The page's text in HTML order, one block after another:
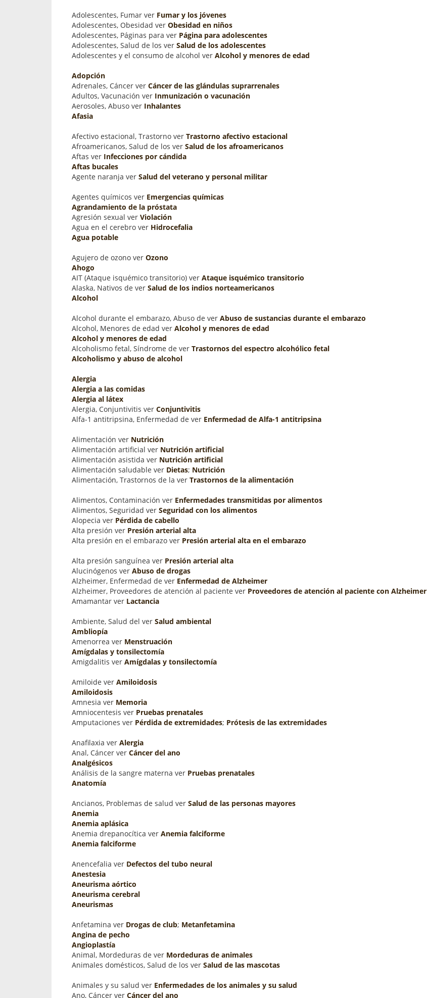
Adolescentes, Fumar ver Fumar y los jóvenes
Adolescentes, Obesidad ver Obesidad en niños
Adolescentes, Páginas para ver Página para adolescentes
Adolescentes, Salud de los ver Salud de los adolescentes
Adolescentes y el consumo de alcohol ver Alcohol y menores de edad
Adopción
Adrenales, Cáncer ver Cáncer de las glándulas suprarrenales
Adultos, Vacunación ver Inmunización o vacunación
Aerosoles, Abuso ver Inhalantes
Afasia
Afectivo estacional, Trastorno ver Trastorno afectivo estacional
Afroamericanos, Salud de los ver Salud de los afroamericanos
Aftas ver Infecciones por cándida
Aftas bucales
Agente naranja ver Salud del veterano y personal militar
Agentes químicos ver Emergencias químicas
Agrandamiento de la próstata
Agresión sexual ver Violación
Agua en el cerebro ver Hidrocefalia
Agua potable
Agujero de ozono ver Ozono
Ahogo
AIT (Ataque isquémico transitorio) ver Ataque isquémico transitorio
Alaska, Nativos de ver Salud de los indios norteamericanos
Alcohol
Alcohol durante el embarazo, Abuso de ver Abuso de sustancias durante el embarazo
Alcohol, Menores de edad ver Alcohol y menores de edad
Alcohol y menores de edad
Alcoholismo fetal, Síndrome de ver Trastornos del espectro alcohólico fetal
Alcoholismo y abuso de alcohol
Alergia
Alergia a las comidas
Alergia al látex
Alergia, Conjuntivitis ver Conjuntivitis
Alfa-1 antitripsina, Enfermedad de ver Enfermedad de Alfa-1 antitripsina
Alimentación ver Nutrición
Alimentación artificial ver Nutrición artificial
Alimentación asistida ver Nutrición artificial
Alimentación saludable ver Dietas; Nutrición
Alimentación, Trastornos de la ver Trastornos de la alimentación
Alimentos, Contaminación ver Enfermedades transmitidas por alimentos
Alimentos, Seguridad ver Seguridad con los alimentos
Alopecia ver Pérdida de cabello
Alta presión ver Presión arterial alta
Alta presión en el embarazo ver Presión arterial alta en el embarazo
Alta presión sanguínea ver Presión arterial alta
Alucinógenos ver Abuso de drogas
Alzheimer, Enfermedad de ver Enfermedad de Alzheimer
Alzheimer, Proveedores de atención al paciente ver Proveedores de atención al paciente con Alzheimer
Amamantar ver Lactancia
Ambiente, Salud del ver Salud ambiental
Ambliopía
Amenorrea ver Menstruación
Amígdalas y tonsilectomía
Amigdalitis ver Amígdalas y tonsilectomía
Amiloide ver Amiloidosis
Amiloidosis
Amnesia ver Memoria
Amniocentesis ver Pruebas prenatales
Amputaciones ver Pérdida de extremidades; Prótesis de las extremidades
Anafilaxia ver Alergia
Anal, Cáncer ver Cáncer del ano
Analgésicos
Análisis de la sangre materna ver Pruebas prenatales
Anatomía
Ancianos, Problemas de salud ver Salud de las personas mayores
Anemia
Anemia aplásica
Anemia drepanocítica ver Anemia falciforme
Anemia falciforme
Anencefalia ver Defectos del tubo neural
Anestesia
Aneurisma aórtico
Aneurisma cerebral
Aneurismas
Anfetamina ver Drogas de club; Metanfetamina
Angina de pecho
Angioplastía
Animal, Mordeduras de ver Mordeduras de animales
Animales domésticos, Salud de los ver Salud de las mascotas
Animales y su salud ver Enfermedades de los animales y su salud
Ano, Cáncer ver Cáncer del ano